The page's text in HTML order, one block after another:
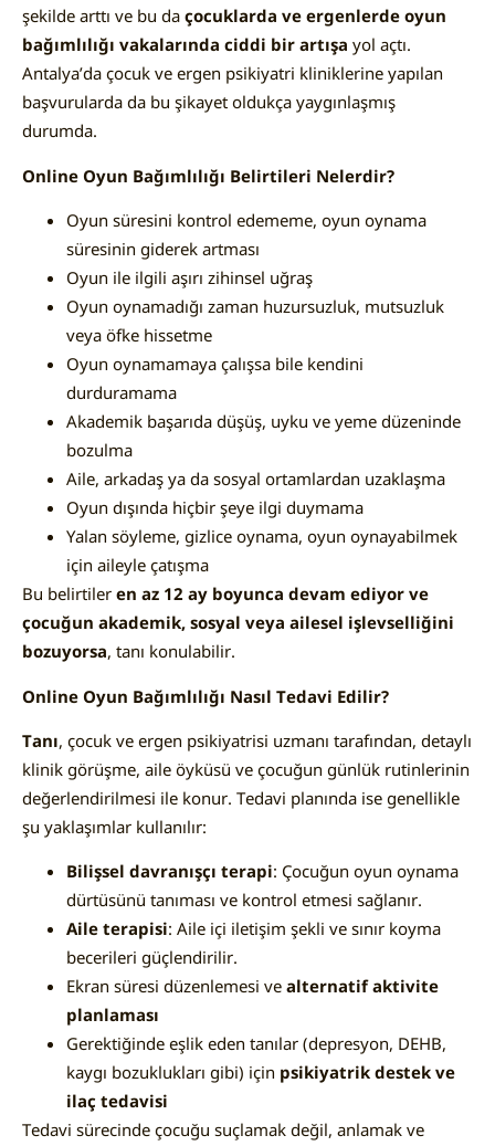
şekilde arttı ve bu da çocuklarda ve ergenlerde oyun
bağımlılığı vakalarında ciddi bir artışa yol açtı.
Antalya’da çocuk ve ergen psikiyatri kliniklerine yapılan
başvurularda da bu şikayet oldukça yaygınlaşmış
durumda.
Online Oyun Bağımlılığı Belirtileri Nelerdir?
Oyun süresini kontrol edememe, oyun oynama
süresinin giderek artması
Oyun ile ilgili aşırı zihinsel uğraş
Oyun oynamadığı zaman huzursuzluk, mutsuzluk
veya öfke hissetme
Oyun oynamamaya çalışsa bile kendini
durduramama
Akademik başarıda düşüş, uyku ve yeme düzeninde
bozulma
Aile, arkadaş ya da sosyal ortamlardan uzaklaşma
Oyun dışında hiçbir şeye ilgi duymama
Yalan söyleme, gizlice oynama, oyun oynayabilmek
için aileyle çatışma
Bu belirtiler en az 12 ay boyunca devam ediyor ve
çocuğun akademik, sosyal veya ailesel işlevselliğini
bozuyorsa, tanı konulabilir.
Online Oyun Bağımlılığı Nasıl Tedavi Edilir?
Tanı, çocuk ve ergen psikiyatrisi uzmanı tarafından, detaylı
klinik görüşme, aile öyküsü ve çocuğun günlük rutinlerinin
değerlendirilmesi ile konur. Tedavi planında ise genellikle
şu yaklaşımlar kullanılır:
Bilişsel davranışçı terapi: Çocuğun oyun oynama
dürtüsünü tanıması ve kontrol etmesi sağlanır.
Aile terapisi: Aile içi iletişim şekli ve sınır koyma
becerileri güçlendirilir.
Ekran süresi düzenlemesi ve alternatif aktivite
planlaması
Gerektiğinde eşlik eden tanılar (depresyon, DEHB,
kaygı bozuklukları gibi) için psikiyatrik destek ve
ilaç tedavisi
Tedavi sürecinde çocuğu suçlamak değil, anlamak ve